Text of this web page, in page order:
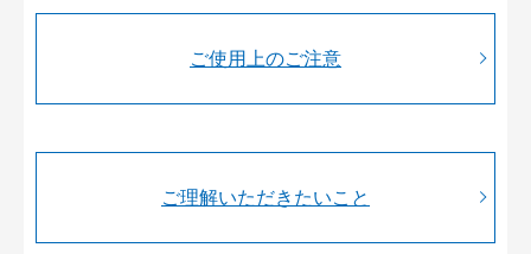
ご使用上のご注意
ご理解いただきたいこと